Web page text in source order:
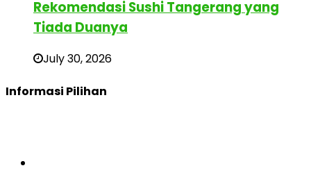
Rekomendasi Sushi Tangerang yang
Tiada Duanya
July 30, 2026
Informasi Pilihan